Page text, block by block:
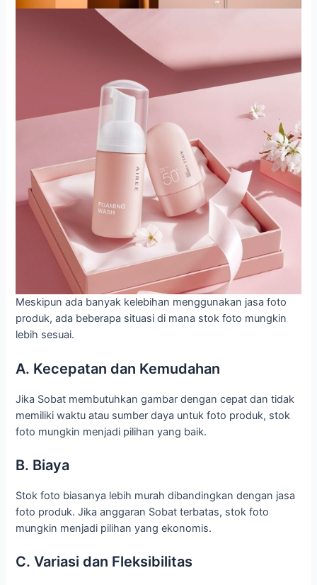
Meskipun ada banyak kelebihan menggunakan jasa foto
produk, ada beberapa situasi di mana stok foto mungkin
lebih sesuai.
A. Kecepatan dan Kemudahan
Jika Sobat membutuhkan gambar dengan cepat dan tidak
memiliki waktu atau sumber daya untuk foto produk, stok
foto mungkin menjadi pilihan yang baik.
B. Biaya
Stok foto biasanya lebih murah dibandingkan dengan jasa
foto produk. Jika anggaran Sobat terbatas, stok foto
mungkin menjadi pilihan yang ekonomis.
C. Variasi dan Fleksibilitas